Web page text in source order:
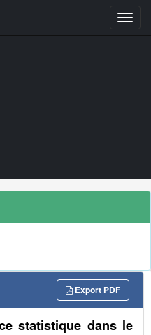
Export PDF
statistique dans le